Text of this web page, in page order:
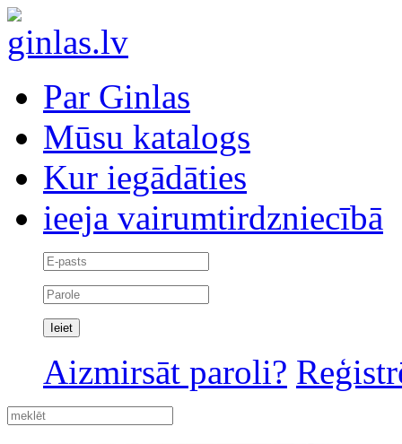
Par Ginlas
Mūsu katalogs
Kur iegādāties
ieeja vairumtirdzniecībā
Aizmirsāt paroli?